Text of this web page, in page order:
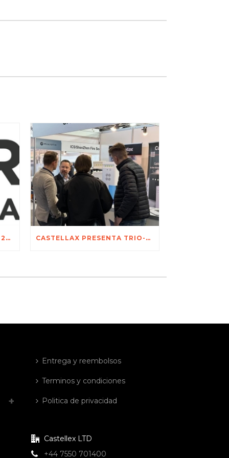
CASTELLAX EN SECUREX 2026 JOHANNESBURGO – DESCUBRA EL PODER DE TRIO-X CASTELLAX PRESENTA TRIO-X Y SISTEMAS AVANZADOS DE SEGURIDAD EN LA FERIA INTERNACIONAL DE SEGURIDAD DE POZNAŃ
Entrega y reembolsos
Terminos y condiciones
Politica de privacidad
Castellex LTD
+44 7550 701400